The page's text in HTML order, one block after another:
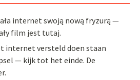
internet swoją nową fryzurą —
film jest tutaj.
internet versteld doen staan
— kijk tot het einde. De